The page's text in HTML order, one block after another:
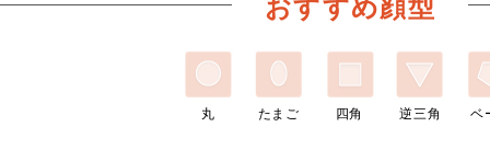
丸 たまご 四角 逆三角 ベ